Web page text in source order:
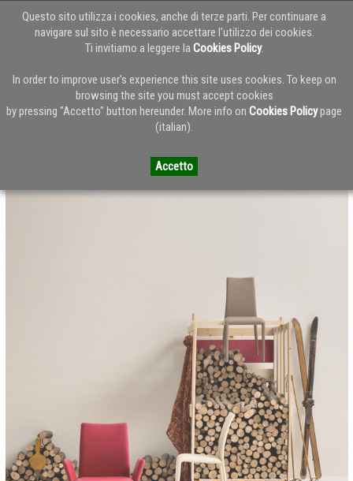
Questo sito utilizza i cookies, anche di terze parti. Per continuare a
navigare sul sito è necessario accettare l'utilizzo dei cookies.
Ti invitiamo a leggere la Cookies Policy.
In order to improve user's experience this site uses cookies. To keep on
browsing the site you must accept cookies
by pressing "Accetto" button hereunder. More info onCookies Policypage
(italian).
Accetto
Torna alla Home del Blog
Eforma nuove ambientazioni